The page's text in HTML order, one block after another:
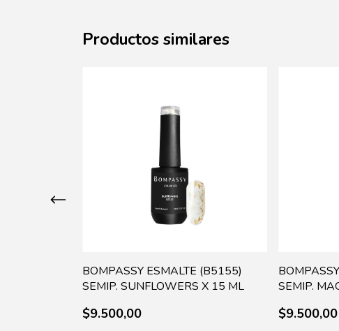
Productos similares
BOMPASSY ESMALTE (B5155)
SEMIP. SUNFLOWERS X 15 ML
$9.500,00
SEMIP.
$9.500,00